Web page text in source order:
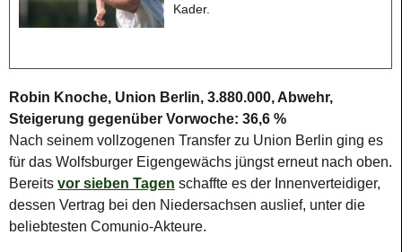
Kader.
Robin Knoche, Union Berlin, 3.880.000, Abwehr,
Steigerung gegenüber Vorwoche: 36,6 %
Nach seinem vollzogenen Transfer zu Union Berlin ging es
für das Wolfsburger Eigengewächs jüngst erneut nach oben.
Bereits vor sieben Tagen schaffte es der Innenverteidiger,
dessen Vertrag bei den Niedersachsen auslief, unter die
beliebtesten Comunio-Akteure.